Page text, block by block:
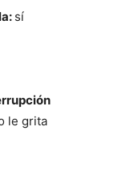
sí
le grita